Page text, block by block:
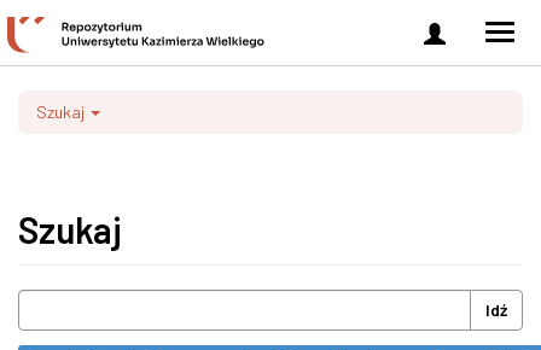
Zaloguj
się
Szukaj
Szukaj
Idź